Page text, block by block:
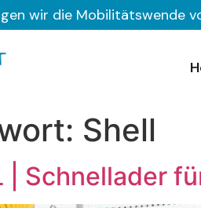
wir die Mobilitätswende
Shell
| Schnellader